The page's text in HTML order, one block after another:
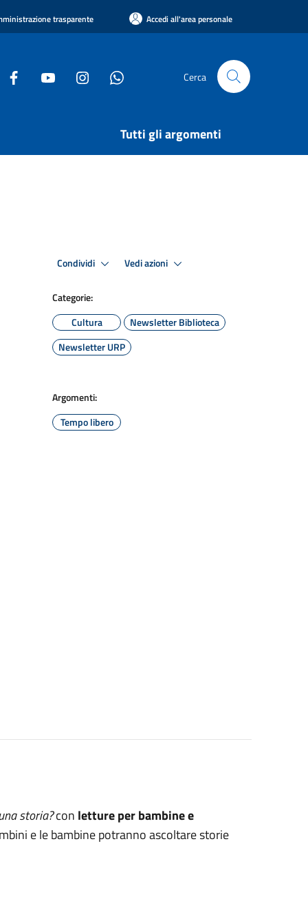
trasparente Accedi all'area personale
Cerca
Tutti gli argomenti
Condividi Vedi azioni
Categorie:
Cultura
Newsletter Biblioteca
Newsletter URP
Argomenti:
Tempo libero
storia?con letture per bambine e
e le bambine potranno ascoltare storie